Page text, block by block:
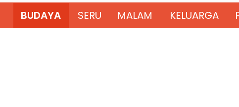
BUDAYA SERU MALAM KELUARGA